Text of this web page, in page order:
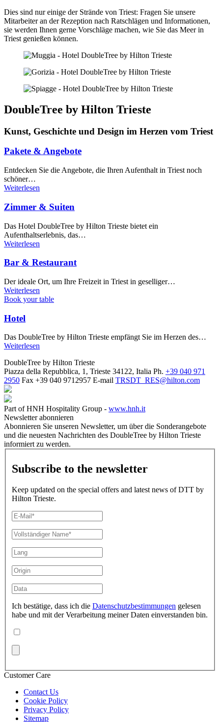
Dies sind nur einige der Strände von Triest: Fragen Sie unsere
Mitarbeiter an der Rezeption nach Ratschlägen und Informationen,
sie werden Ihnen gerne Vorschläge machen, wie Sie das Meer in
Triest genießen können.
DoubleTree by Hilton Trieste
Kunst, Geschichte und Design im Herzen vom Triest
Pakete & Angebote
Entdecken Sie die Angebote, die Ihren Aufenthalt in Triest noch
schöner…
Weiterlesen
Zimmer & Suiten
Das Hotel DoubleTree by Hilton Trieste bietet ein
Aufenthaltserlebnis, das…
Weiterlesen
Bar & Restaurant
Der ideale Ort, um Ihre Freizeit in Triest in geselliger…
Weiterlesen
Book your table
Hotel
Das DoubleTree by Hilton Trieste empfängt Sie im Herzen des…
Weiterlesen
DoubleTree by Hilton Trieste
Piazza della Repubblica, 1, Trieste 34122, Italia Ph. +39 040 971
2950 Fax +39 040 9712957 E-mail TRSDT_RES@hilton.com
Part of HNH Hospitality Group - www.hnh.it
Newsletter abonnieren
Abonnieren Sie unseren Newsletter, um über die Sonderangebote
und die neuesten Nachrichten des DoubleTree by Hilton Trieste
informiert zu werden.
Subscribe to the newsletter
Keep updated on the special offers and latest news of DTT by
Hilton Trieste.
Ich bestätige, dass ich die Datenschutzbestimmungen gelesen
habe und mit der Verarbeitung meiner Daten einverstanden bin.
Customer Care
Contact Us
Cookie Policy
Privacy Policy
Sitemap